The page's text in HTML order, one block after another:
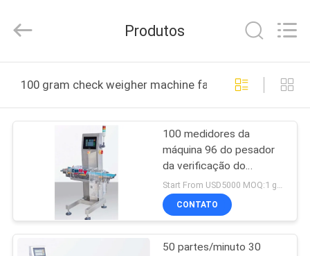
PRODUTOS
VÍDEOS
SOBRE
NÓS
ConFil
Rights
Produtos
100 gram check weigher machine fabricação online
100 medidores da
máquina 96 do pesador
da verificação do
grama/minuto
Start From USD5000 MOQ:1 grupo
CONTATO
50 partes/minuto 30